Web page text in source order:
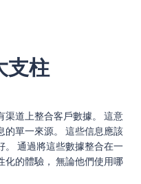
支柱
渠道上整合客戶數據。 這意
的單一來源。 這些信息應該
。 通過將這些數據整合在一
化的體驗， 無論他們使用哪